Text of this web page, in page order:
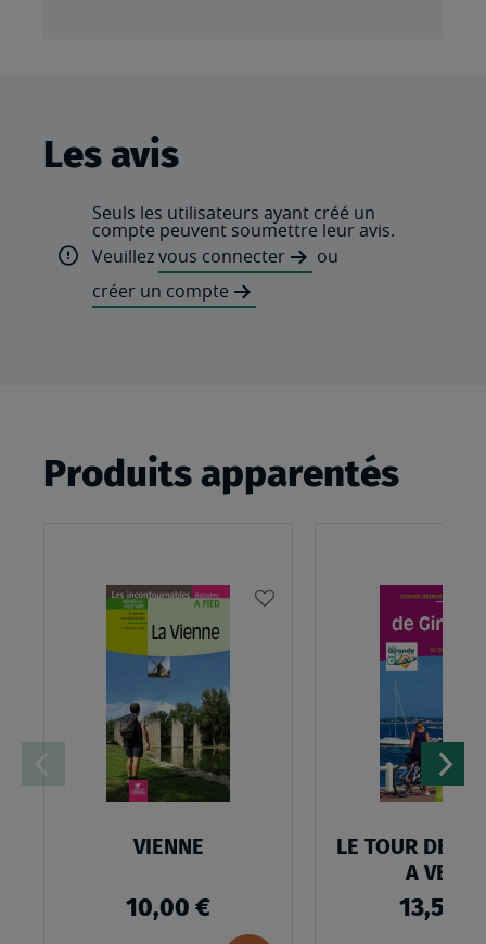
Les avis
Seuls les utilisateurs ayant créé un
compte peuvent soumettre leur avis.
Veuillezvous connecter
ou
créer un compte
Produits apparentés
VIENNE
10,00 €
LE TOUR DE
A VELO
13,50 €